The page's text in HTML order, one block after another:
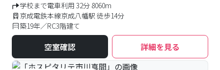
学校まで電車利用 32分 8060m
京成電鉄本線京成八幡駅 徒歩14分
築19年／RC3階建て
空室確認 詳細を見る